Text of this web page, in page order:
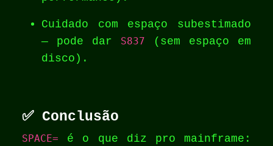
Cuidado com espaço subestimado
— pode dar S837 (sem espaço em
disco).
✅ Conclusão
SPACE= é o que diz pro mainframe: